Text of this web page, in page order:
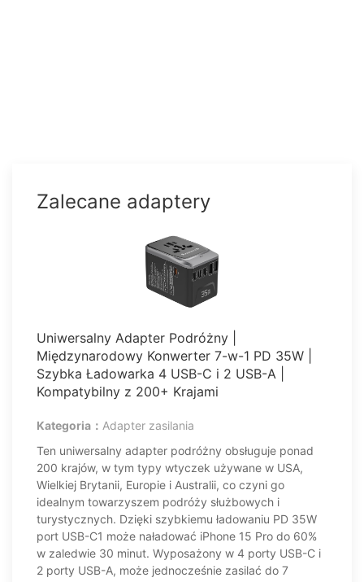
Antigua i Barbuda
Wyspy Turks i Caicos
Saint Kitts i Nevis
Antyle Holenderskie
Montserrat
Kuba
Zalecane adaptery
Uniwersalny Adapter Podróżny |
Międzynarodowy Konwerter 7-w-1 PD 35W |
Szybka Ładowarka 4 USB-C i 2 USB-A |
Kompatybilny z 200+ Krajami
Kategoria： Adapter zasilania
Ten uniwersalny adapter podróżny obsługuje ponad
200 krajów, w tym typy wtyczek używane w USA,
Wielkiej Brytanii, Europie i Australii, co czyni go
idealnym towarzyszem podróży służbowych i
turystycznych. Dzięki szybkiemu ładowaniu PD 35W
port USB-C1 może naładować iPhone 15 Pro do 60%
w zaledwie 30 minut. Wyposażony w 4 porty USB-C i
2 porty USB-A, może jednocześnie zasilać do 7